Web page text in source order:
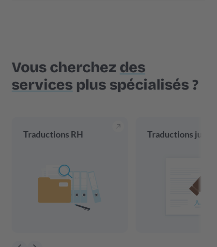
Vous cherchez des
services plus spécialisés ?
Traductions RH Traductions